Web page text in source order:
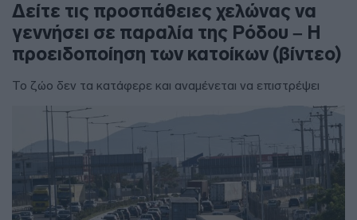
Δείτε τις προσπάθειες χελώνας να
γεννήσει σε παραλία της Ρόδου – Η
προειδοποίηση των κατοίκων (βίντεο)
Το ζώο δεν τα κατάφερε και αναμένεται να επιστρέψει